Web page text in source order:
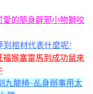
愛的隨身辟邪小物獅咬
到棺材代表什麼呢?
福猴塞雷馬到成功鼠來
九龍椅~乩身辦事用太